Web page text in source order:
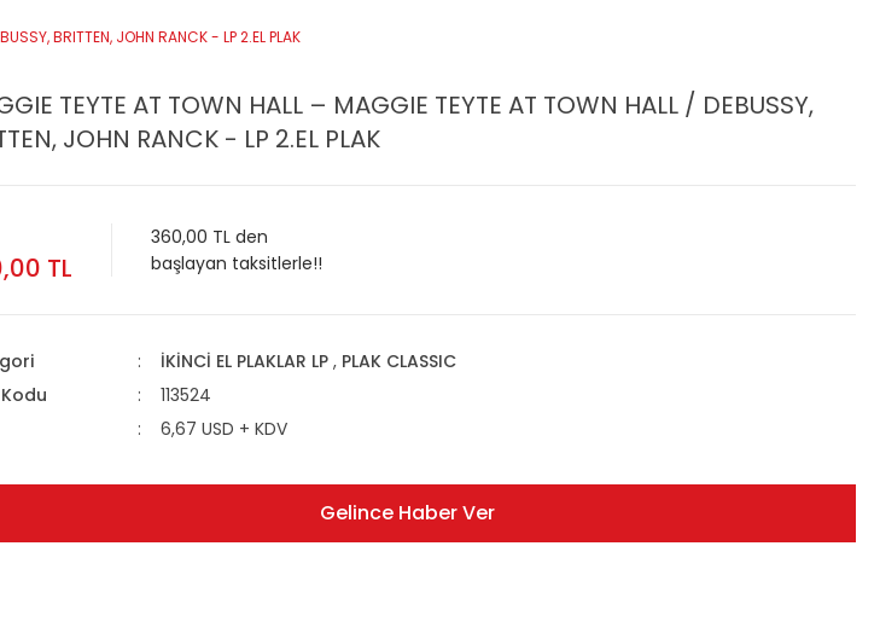
BRITTEN, JOHN RANCK - LP 2.EL PLAK
TEYTE AT TOWN HALL – MAGGIE TEYTE AT TOWN HALL / DEBUSSY,
JOHN RANCK - LP 2.EL PLAK
TL
360,00 TL den
başlayan taksitlerle!!
İKİNCİ EL PLAKLAR LP , PLAK CLASSIC
113524
6,67 USD + KDV
Gelince Haber Ver